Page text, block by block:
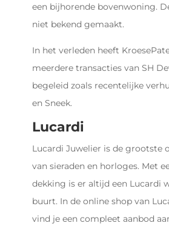
een bijhorende bovenwoning.
niet bekend gemaakt.
In het verleden heeft
meerdere transacties van SH
begeleid zoals recentelijke
en Sneek.
Lucardi
Lucardi Juwelier is de grootste
van sieraden en horloges. Met
dekking is er altijd een Lucardi
buurt. In de online shop van
vind je een compleet aanbod